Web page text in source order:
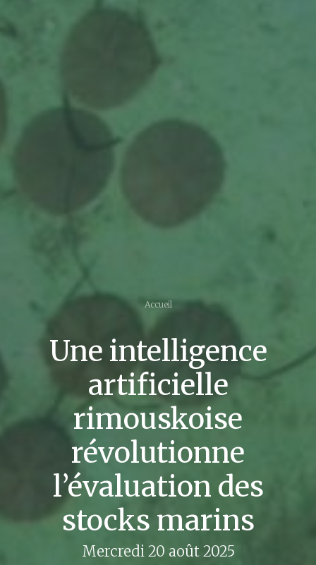
Accueil
Une intelligence
artificielle
rimouskoise
révolutionne
l’évaluation des
stocks marins
Mercredi 20 août 2025